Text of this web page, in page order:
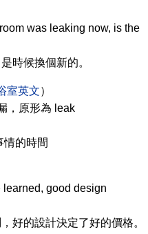
was leaking now, is the
時候換個新的。
室英文）
，原形為 leak
情的時間
good design
好的設計決定了好的價格。